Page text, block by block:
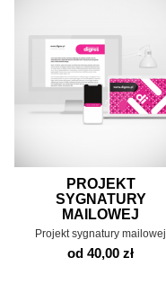
PROJEKT
SYGNATURY
MAILOWEJ
Projekt sygnatury mailowej
od 40,00 zł